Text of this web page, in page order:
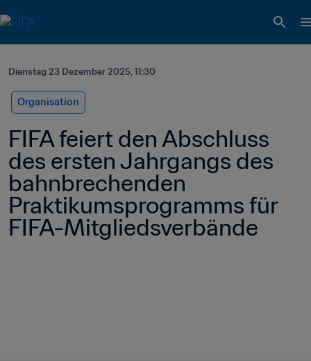
Dienstag 23 Dezember 2025, 11:30
Organisation
FIFA feiert den Abschluss
des ersten Jahrgangs des
bahnbrechenden
Praktikumsprogramms für
FIFA-Mitgliedsverbände